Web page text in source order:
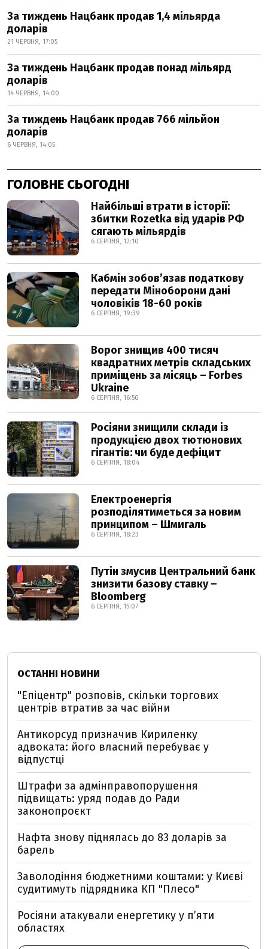
За тиждень Нацбанк продав 1,4 мільярда
доларів
21 ЧЕРВНЯ, 17:05
За тиждень Нацбанк продав понад мільярд
доларів
14 ЧЕРВНЯ, 14:00
За тиждень Нацбанк продав 766 мільйон
доларів
6 ЧЕРВНЯ, 14:05
ГОЛОВНЕ СЬОГОДНІ
Найбільші втрати в історії:
збитки Rozetka від ударів РФ
сягають мільярдів
6 СЕРПНЯ, 12:10
Кабмін зобовʼязав податкову
передати Міноборони дані
чоловіків 18-60 років
6 СЕРПНЯ, 19:39
Ворог знищив 400 тисяч
квадратних метрів складських
приміщень за місяць – Forbes
Ukraine
6 СЕРПНЯ, 16:50
Росіяни знищили склади із
продукцією двох тютюнових
гігантів: чи буде дефіцит
6 СЕРПНЯ, 18:04
Електроенергія
розподілятиметься за новим
принципом – Шмигаль
6 СЕРПНЯ, 18:23
Путін змусив Центральний банк
знизити базову ставку –
Bloomberg
6 СЕРПНЯ, 15:07
ОСТАННІ НОВИНИ
"Епіцентр" розповів, скільки торгових
центрів втратив за час війни
Антикорсуд призначив Кириленку
адвоката: його власний перебуває у
відпустці
Штрафи за адмінправопорушення
підвищать: уряд подав до Ради
законопроєкт
Нафта знову піднялась до 83 доларів за
барель
Заволодіння бюджетними коштами: у Києві
судитимуть підрядника КП "Плесо"
Росіяни атакували енергетику у пʼяти
областях